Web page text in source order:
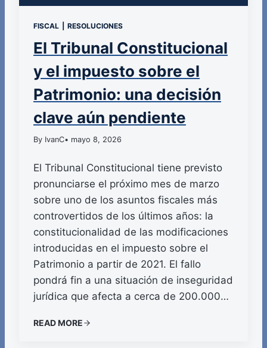
FISCAL RESOLUCIONES
El Tribunal Constitucional
y el impuesto sobre el
Patrimonio: una decisión
clave aún pendiente
By IvanC• mayo 8, 2026
El Tribunal Constitucional tiene previsto
pronunciarse el próximo mes de marzo
sobre uno de los asuntos fiscales más
controvertidos de los últimos años: la
constitucionalidad de las modificaciones
introducidas en el impuesto sobre el
Patrimonio a partir de 2021. El fallo
pondrá fin a una situación de inseguridad
jurídica que afecta a cerca de 200.000…
READ MORE